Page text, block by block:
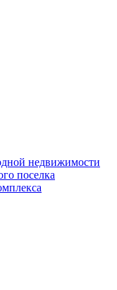
недвижимости
поселка